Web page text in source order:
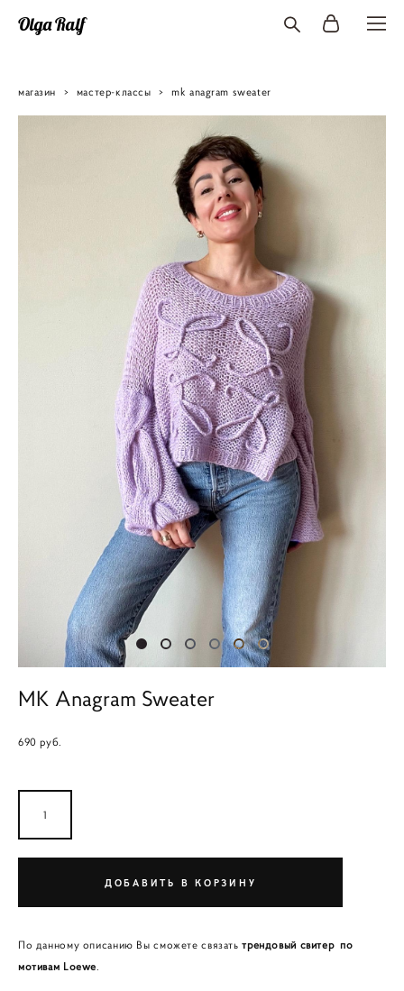
Olga Ralf
магазин > мастер-классы > mk anagram sweater
MK Anagram Sweater
690 pуб.
ДОБАВИТЬ В КОРЗИНУ
По данному описанию Вы сможете связатьтрендовый свитер по
мотивам Loewe.